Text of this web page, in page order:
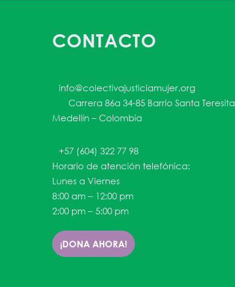
CONTACTO
info@colectivajusticiamujer.org
Carrera 86a 34-85 Barrio Santa Teresita
Medellín – Colombia
+57 (604) 322 77 98
Horario de atención telefónica:
Lunes a Viernes
8:00 am – 12:00 pm
2:00 pm – 5:00 pm
¡DONA AHORA!